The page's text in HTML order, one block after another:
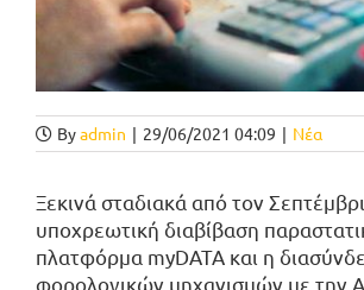
Byadmin | 29/06/2021 04:09 | Νέα
Ξεκινά σταδιακά από τον
υποχρεωτική διαβίβαση
πλατφόρμα myDATA και η
φορολογικών μηχανισμών με την